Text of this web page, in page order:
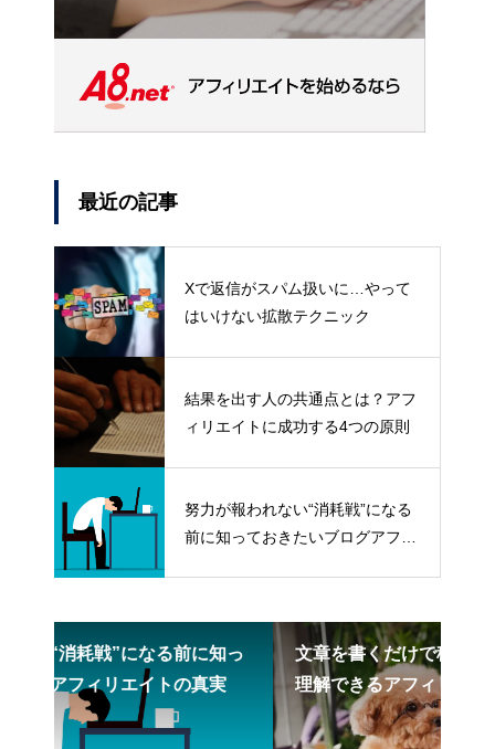
最近の記事
Xで返信がスパム扱いに…やって
はいけない拡散テクニック
結果を出す人の共通点とは？アフ
ィリエイトに成功する4つの原則
努力が報われない“消耗戦”になる
前に知っておきたいブログアフィ
文章を書くだけで稼げる？副業初心者でも
理解できるアフィリエイト入門